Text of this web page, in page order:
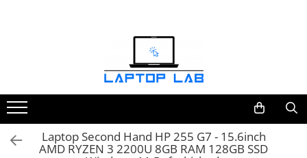
Mouseuri
Încărcătoare
Laptop Second Hand HP 255 G7 - 15.6inch
AMD RYZEN 3 2200U 8GB RAM 128GB SSD